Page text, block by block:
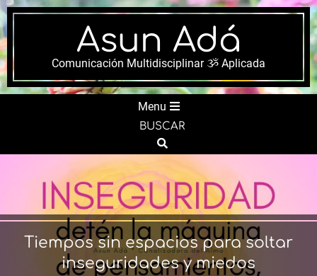
Skip
to
content
Asun Adá
Comunicación Multidisciplinar ૐ Aplicada
Menu
BUSCAR
Search
Tiempos sin espacios para soltar
inseguridades y miedos